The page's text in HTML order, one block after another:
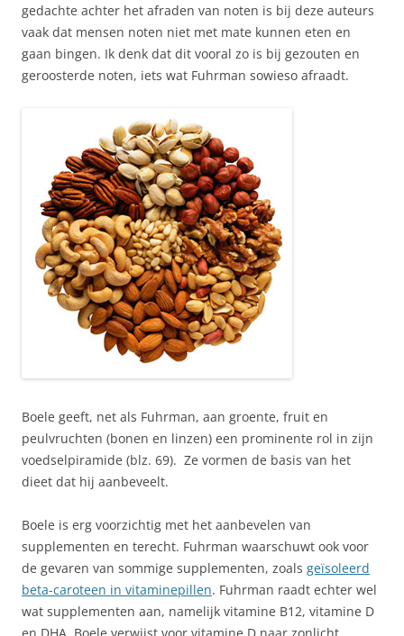
gedachte achter het afraden van noten is bij deze auteurs
vaak dat mensen noten niet met mate kunnen eten en
gaan bingen. Ik denk dat dit vooral zo is bij gezouten en
geroosterde noten, iets wat Fuhrman sowieso afraadt.
Boele geeft, net als Fuhrman, aan groente, fruit en
peulvruchten (bonen en linzen) een prominente rol in zijn
voedselpiramide (blz. 69). Ze vormen de basis van het
dieet dat hij aanbeveelt.
Boele is erg voorzichtig met het aanbevelen van
supplementen en terecht. Fuhrman waarschuwt ook voor
de gevaren van sommige supplementen, zoals geïsoleerd
beta-caroteen in vitaminepillen. Fuhrman raadt echter wel
wat supplementen aan, namelijk vitamine B12, vitamine D
en DHA. Boele verwijst voor vitamine D naar zonlicht.